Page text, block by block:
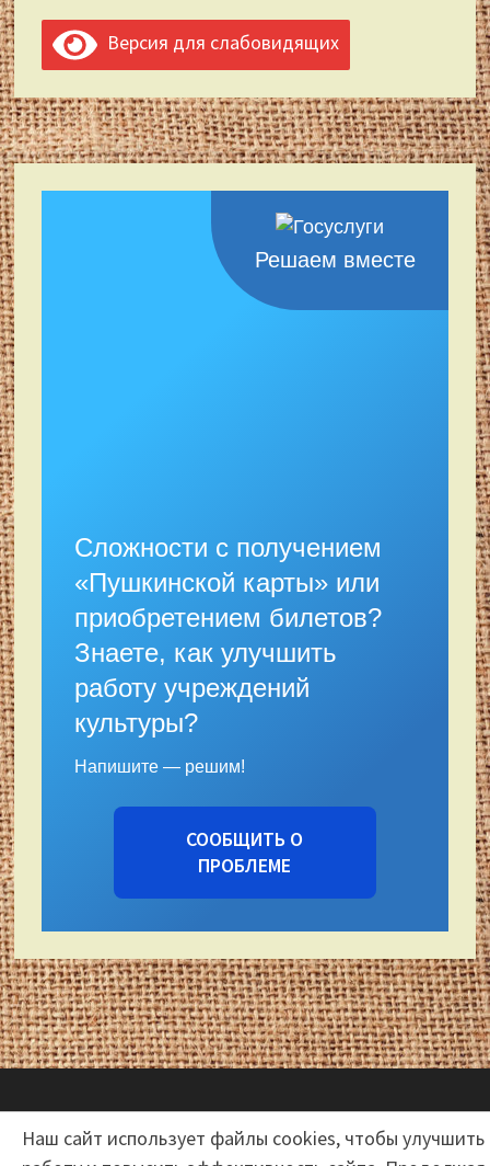
Версия для слабовидящих
Решаем вместе
Сложности с получением
«Пушкинской карты» или
приобретением билетов?
Знаете, как улучшить
работу учреждений
культуры?
Напишите — решим!
СООБЩИТЬ О
ПРОБЛЕМЕ
Авторские права © 2026 Центр народной культуры и
Наш сайт использует файлы cookies, чтобы улучшить